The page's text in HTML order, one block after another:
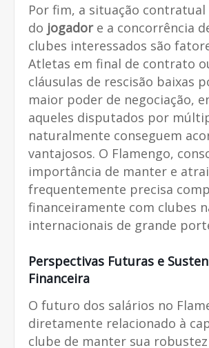
Por fim, a situação
do jogadore a concorrência
clubes interessados são
Atletas em final de contrato
cláusulas de rescisão baixas
maior poder de negociação,
aqueles disputados por
naturalmente conseguem
vantajosos. O Flamengo,
importância de manter e
frequentemente precisa
financeiramente com clubes
internacionais de grande
Perspectivas Futuras e
Financeira
O futuro dos salários no
diretamente relacionado à
clube de manter sua